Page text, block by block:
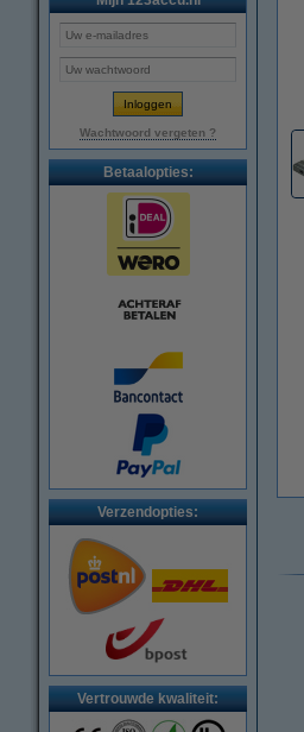
Wachtwoord vergeten ?
Betaalopties:
Verzendopties:
Vertrouwde kwaliteit: